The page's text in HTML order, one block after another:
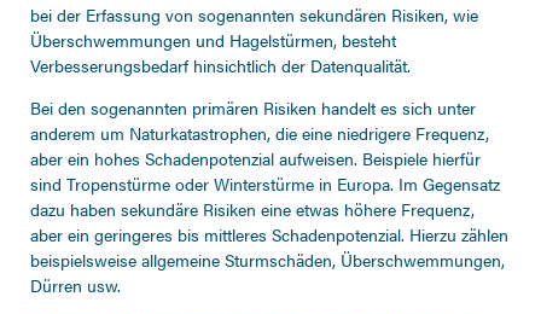
bei der Erfassung von sogenannten sekundären Risiken, wie
Überschwemmungen und Hagelstürmen, besteht
Verbesserungsbedarf hinsichtlich der Datenqualität.
Bei den sogenannten primären Risiken handelt es sich unter
anderem um Naturkatastrophen, die eine niedrigere Frequenz,
aber ein hohes Schadenpotenzial aufweisen. Beispiele hierfür
sind Tropenstürme oder Winterstürme in Europa. Im Gegensatz
dazu haben sekundäre Risiken eine etwas höhere Frequenz,
aber ein geringeres bis mittleres Schadenpotenzial. Hierzu zählen
beispielsweise allgemeine Sturmschäden, Überschwemmungen,
Dürren usw.